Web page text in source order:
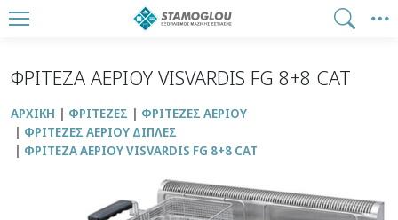
ΦΡΙΤΕΖΑ ΑΕΡΙΟΥ VISVARDIS FG 8+8 CAT
ΑΡΧΙΚΉ ΦΡΙΤΕΖΕΣ
ΦΡΙΤΕΖΕΣ ΑΕΡΙΟΥ
ΦΡΙΤΕΖΕΣ ΑΕΡΙΟΥ ΔΙΠΛΕΣ
ΦΡΙΤΕΖΑ ΑΕΡΙΟΥ VISVARDIS FG 8+8 CAT